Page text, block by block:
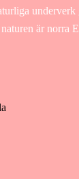
är norra